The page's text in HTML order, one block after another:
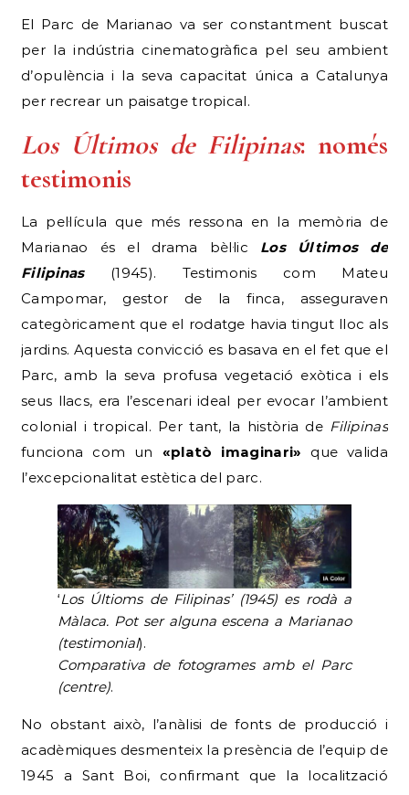
El Parc de Marianao va ser constantment buscat
per la indústria cinematogràfica pel seu ambient
d’opulència i la seva capacitat única a Catalunya
per recrear un paisatge tropical.
Los Últimos de Filipinas: només
testimonis
La pel·lícula que més ressona en la memòria de
Marianao és el drama bèl·lic Los Últimos de
Filipinas(1945). Testimonis com Mateu
Campomar, gestor de la finca, asseguraven
categòricament que el rodatge havia tingut lloc als
jardins. Aquesta convicció es basava en el fet que el
Parc, amb la seva profusa vegetació exòtica i els
seus llacs, era l’escenari ideal per evocar l’ambient
colonial i tropical. Per tant, la història de Filipinas
funciona com un «platò imaginari» que valida
l’excepcionalitat estètica del parc.
‘Los Últioms de Filipinas’ (1945) es rodà a
Màlaca. Pot ser alguna escena a Marianao
(testimonial).
Comparativa de fotogrames amb el Parc
(centre).
No obstant això, l’anàlisi de fonts de producció i
acadèmiques desmenteix la presència de l’equip de
1945 a Sant Boi, confirmant que la localització